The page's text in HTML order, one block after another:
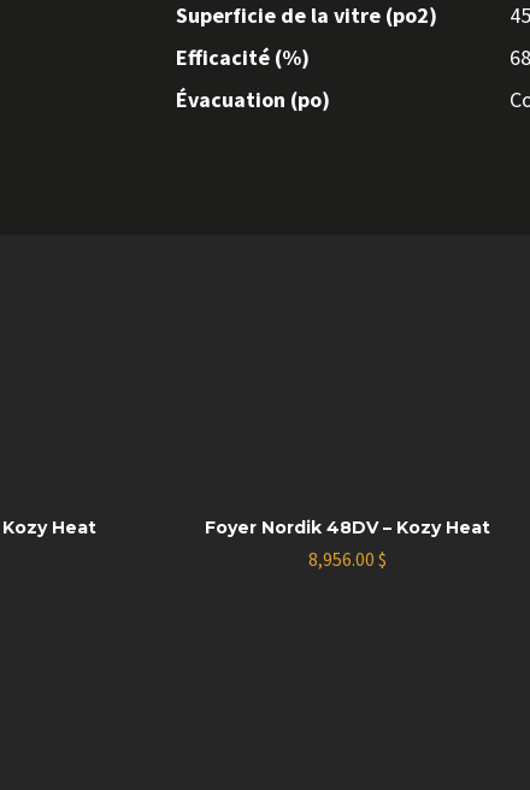
Superficie de la vitre (po2)
Efficacité (%)
Évacuation (po)
Kozy Heat Foyer Nordik 48DV – Kozy Heat
8,956.00 $